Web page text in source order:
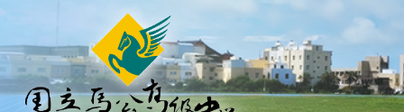
轉
主